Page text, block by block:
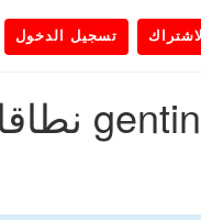
الاشتراك تسجيل الدخول